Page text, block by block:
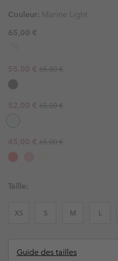
Couleur: Marine Light
65,00 €
Sale price:
55,00 € Regular price:
65,00 €
Sale price:
52,00 € Regular price:
65,00 €
Sale price:
45,00 € Regular price:
65,00 €
Taille:
XS S M L
Guide des tailles